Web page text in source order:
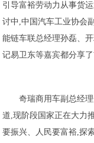
引导富裕劳动力从事货
讨中,中国汽车工业协会
能链车联总经理孙磊、
记易卫东等嘉宾都分享
奇瑞商用车副总经
道,现阶段国家正在大力
要振兴、人民要富裕,探